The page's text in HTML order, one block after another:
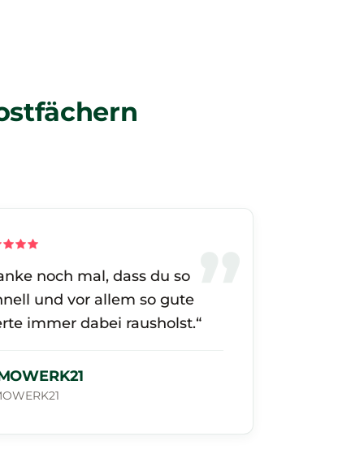
noch mal, dass du so
und vor allem so gute
immer dabei rausholst.“